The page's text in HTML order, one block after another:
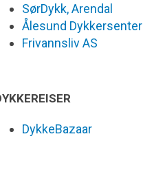
SørDykk, Arendal
Ålesund Dykkersenter
Frivannsliv AS
DykkeBazaar